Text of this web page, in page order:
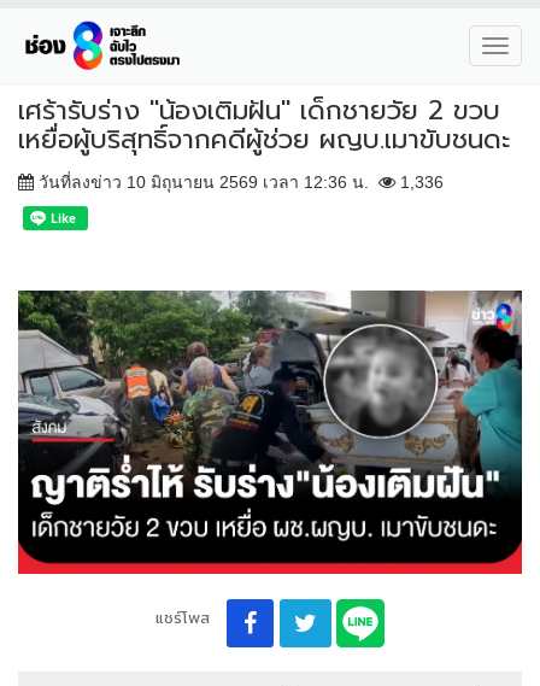
เศร้ารับร่าง "น้องเติมฝัน" เด็กชายวัย 2 ขวบ
เหยื่อผู้บริสุทธิ์จากคดีผู้ช่วย ผญบ.เมาขับชนดะ
วันที่ลงข่าว 10 มิถุนายน 2569 เวลา 12:36 น. 1,336
แชร์โพส